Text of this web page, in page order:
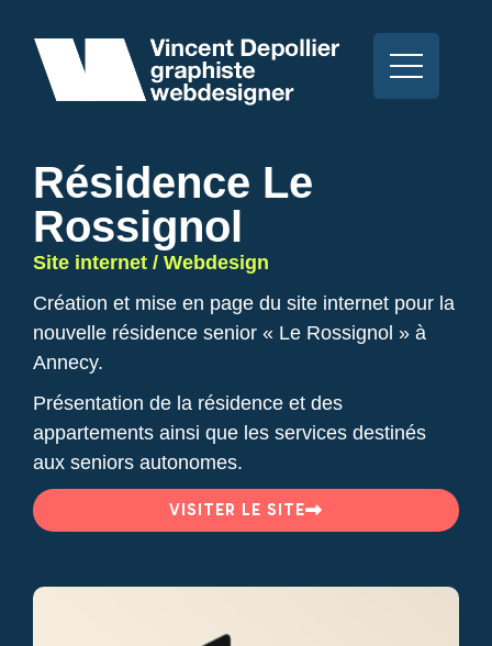
Résidence Le
Rossignol
Site internet / Webdesign
Création et mise en page du site internet pour la
nouvelle résidence senior « Le Rossignol » à
Annecy.
Présentation de la résidence et des
appartements ainsi que les services destinés
aux seniors autonomes.
VISITER LE SITE